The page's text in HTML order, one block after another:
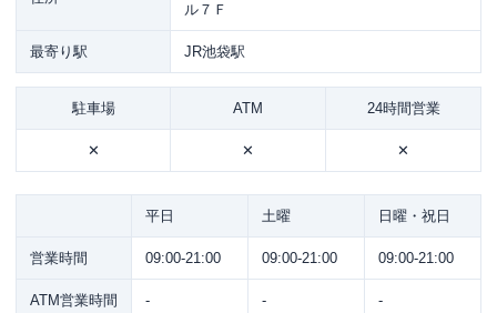
ル７Ｆ
最寄り駅 JR池袋駅
駐車場 ATM 24時間営業
✕ ✕ ✕
平日 土曜 日曜・祝日
営業時間 09:00-21:00 09:00-21:00 09:00-21:00
ATM営業時間 - - -